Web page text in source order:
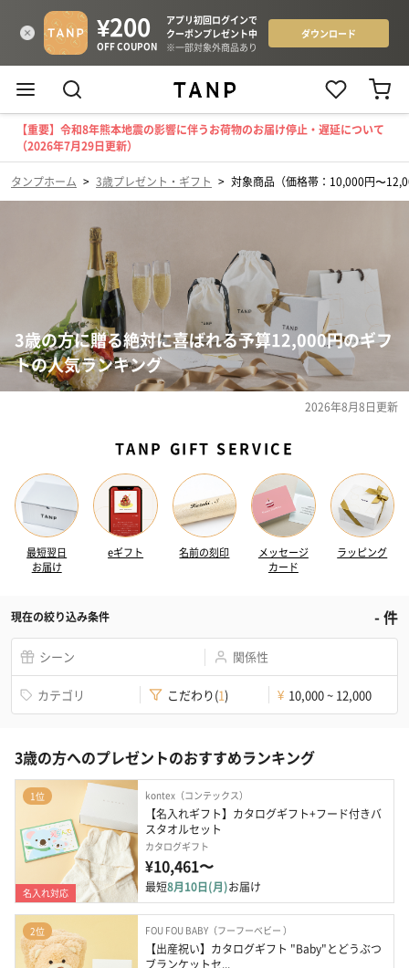
【重要】令和8年熊本地震の影響に伴うお荷物のお届け停止・遅延について
（2026年7月29日更新）
タンプホーム > 3歳プレゼント・ギフト > 対象商品（価格帯：10,000円〜
3歳の方に贈る絶対に喜ばれる予算12,000円のギフ
トの人気ランキング
2026年8月8日更新
TANP GIFT SERVICE
最短翌日
お届け
eギフト 名前の刻印
メッセージ
カード
ラッピング
現在の絞り込み条件 -件
シーン 関係性
カテゴリ こだわり(1) ¥ 10,000 ~ 12,000
3歳の方へのプレゼントのおすすめランキング
1位
名入れ対応
kontex（コンテックス）
【名入れギフト】カタログギフト+フード付きバ
スタオルセット
カタログギフト
¥10,461〜
最短8月10日(月)お届け
2位 FOU FOU BABY（フーフーベビー ）
【出産祝い】カタログギフト "Baby"とどうぶつ
ブランケットセ...